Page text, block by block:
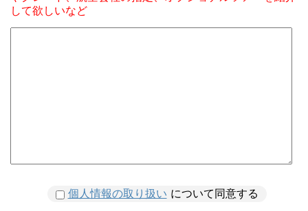
して欲しいなど
個人情報の取り扱い について同意する